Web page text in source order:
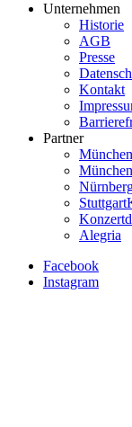
Unternehmen
Historie
AGB
Presse
Kontakt
Partner
Alegria
Facebook
Instagram